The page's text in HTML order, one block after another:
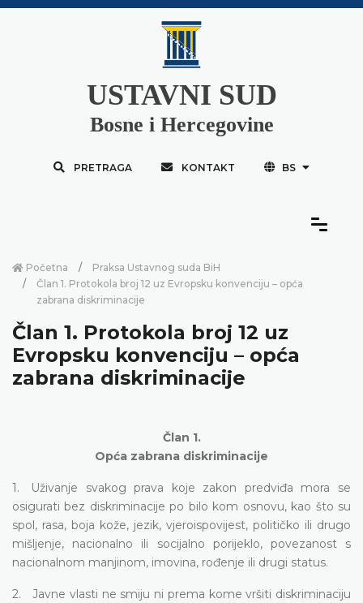
USTAVNI SUD
Bosne i Hercegovine
PRETRAGA KONTAKT BS
Početna
Praksa Ustavnog suda BiH
Član 1. Protokola broj 12 uz Evropsku konvenciju – opća
zabrana diskriminacije
Član 1. Protokola broj 12 uz
Evropsku konvenciju – opća
zabrana diskriminacije
Član 1.
Opća zabrana diskriminacije
1. Uživanje svakog prava koje zakon predviđa mora se
osigurati bez diskriminacije po bilo kom osnovu, kao što su
spol, rasa, boja kože, jezik, vjeroispovijest, političko ili drugo
mišljenje, nacionalno ili socijalno porijeklo, povezanost s
nacionalnom manjinom, imovina, rođenje ili drugi status.
2. Javne vlasti ne smiju ni prema kome vršiti diskriminaciju